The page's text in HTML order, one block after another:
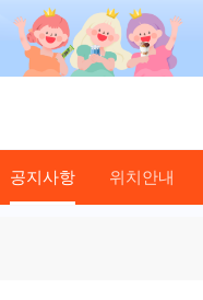
공지사항 위치안내